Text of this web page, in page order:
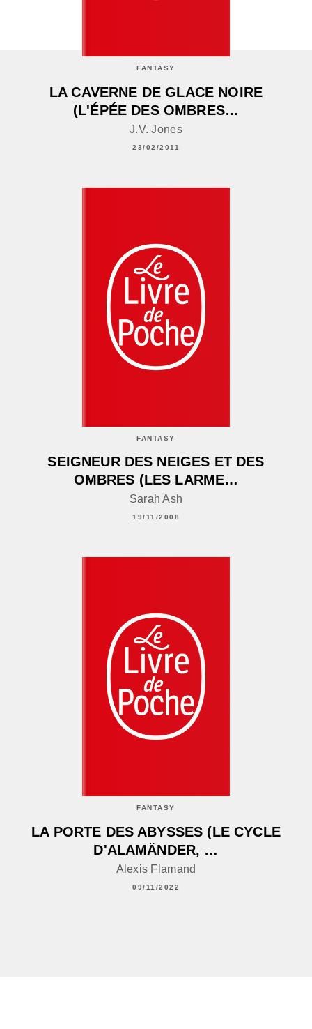
FANTASY
LA CAVERNE DE GLACE NOIRE
(L'ÉPÉE DES OMBRES…
J.V. Jones
23/02/2011
FANTASY
SEIGNEUR DES NEIGES ET DES
OMBRES (LES LARME…
Sarah Ash
19/11/2008
FANTASY
LA PORTE DES ABYSSES (LE CYCLE
D'ALAMÄNDER, …
Alexis Flamand
09/11/2022